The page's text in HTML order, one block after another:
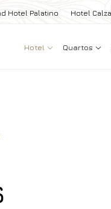
Hotel Palatino Hotel
Hotel Quartos